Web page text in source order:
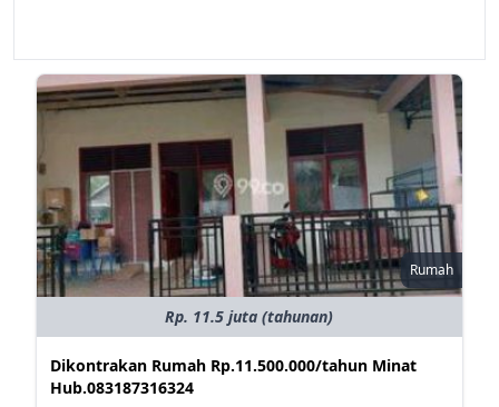
Rumah
Rp. 11.5 juta (tahunan)
Dikontrakan Rumah Rp.11.500.000/tahun Minat
Hub.083187316324